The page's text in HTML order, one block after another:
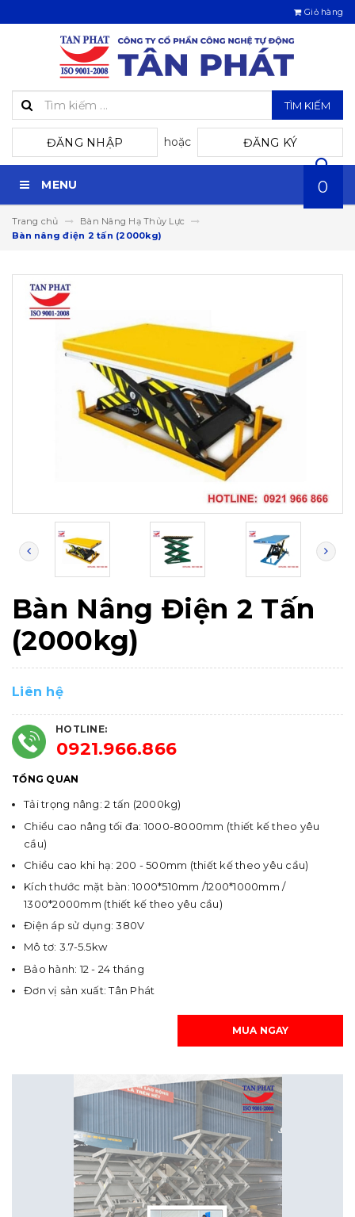
Giỏ hàng
TÌM KIẾM
ĐĂNG NHẬP hoặc ĐĂNG KÝ
MENU 0
Trang chủ
Bàn Nâng Hạ Thủy Lực
Bàn nâng điện 2 tấn (2000kg)
Bàn Nâng Điện 2 Tấn
(2000kg)
Liên hệ
HOTLINE:
0921.966.866
TỔNG QUAN
Tải trọng nâng: 2 tấn (2000kg)
Chiều cao nâng tối đa: 1000-8000mm (thiết kế theo yêu
cầu)
Chiều cao khi hạ: 200 - 500mm (thiết kế theo yêu cầu)
Kích thước mặt bàn: 1000*510mm /1200*1000mm /
1300*2000mm (thiết kế theo yêu cầu)
Điện áp sử dụng: 380V
Mô tơ: 3.7-5.5kw
Bảo hành: 12 - 24 tháng
Đơn vị sản xuất: Tân Phát
MUA NGAY